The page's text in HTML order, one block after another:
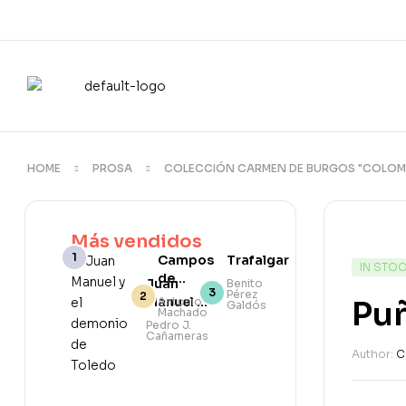
HOME PROSA COLECCIÓN CARMEN DE BURGOS
IN
Author:
Más vendidos
Juan
Manuel y
el
demonio
Pedro J.
Cañameras
Campos
de
Castilla
Antonio
Machado
Trafalgar
Benito
Pérez
Galdós